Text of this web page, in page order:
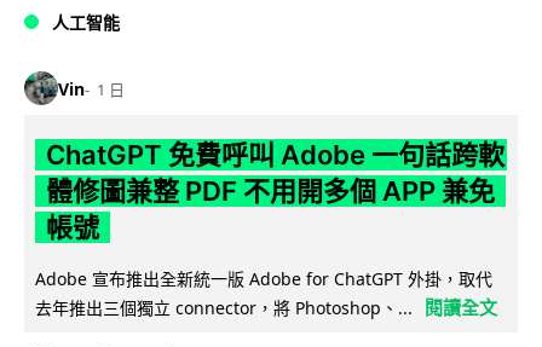
人工智能
Vin 1 日
ChatGPT 免費呼叫 Adobe 一句話跨軟
體修圖兼整 PDF 不用開多個 APP 兼免
帳號
Adobe 宣布推出全新統一版 Adobe for ChatGPT 外掛，取代
去年推出三個獨立 connector，將 Photoshop、...
閱讀全文